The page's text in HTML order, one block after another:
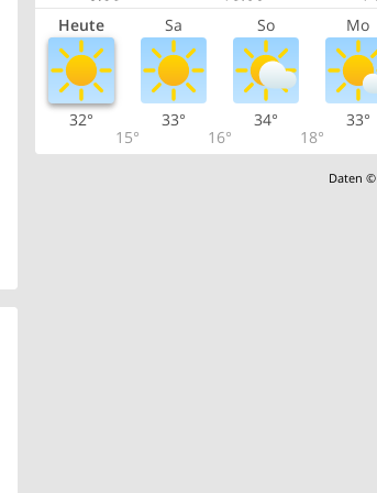
Heute Sa So Mo
32°
15°
33°
16°
34°
18°
33°
Daten